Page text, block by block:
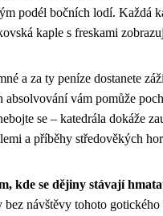
podél bočních lodí. Každá
kaple s freskami
a za ty peníze dostanete
absolvování vám pomůže
se – katedrála dokáže
a příběhy středověkých
kde se dějiny stávají
návštěvy tohoto